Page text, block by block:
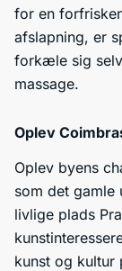
for en
afslapning, er
forkæle sig
massage.
Oplev
Oplev byens
som det gamle
livlige plads
kunst og kultur